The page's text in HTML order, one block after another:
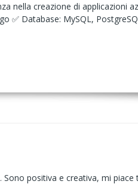
nella creazione di applicazioni
✅ Database: MySQL,
positiva e creativa, mi